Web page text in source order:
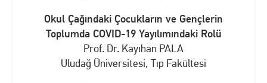
Okul Çağındaki Çocukların ve Gençlerin
Toplumda COVID-19 Yayılımındaki Rolü
Prof. Dr. Kayıhan PALA
Uludağ Üniversitesi, Tıp Fakültesi